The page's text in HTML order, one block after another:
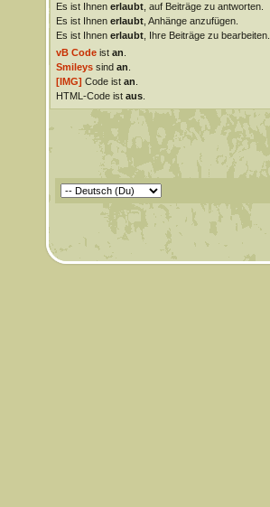
Es ist Ihnen erlaubt, auf Beiträge zu antworten.
Es ist Ihnen erlaubt, Anhänge anzufügen.
Es ist Ihnen erlaubt, Ihre Beiträge zu bearbeiten.
vB Codeist an
Smileyssind an
[IMG] Code ist an
HTML-Code ist aus.